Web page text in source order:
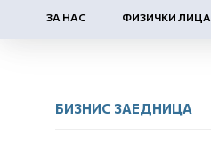
ЗА НАС ФИЗИЧКИ ЛИЦА
БИЗНИС ЗАЕДНИЦА